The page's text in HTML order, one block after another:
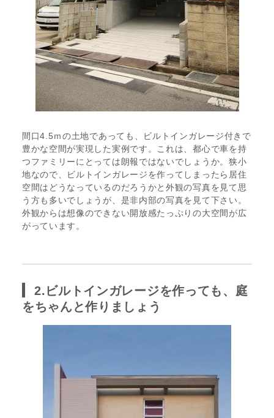
間口4.5ｍの土地であっても、ビルトインガレージ付きで
豊かな空間が実現した実例です。これは、都心で車を持
つファミリーにとっては朗報ではないでしょうか。狭小
地なので、ビルトインガレージを作ってしまったら居住
空間はどうなっているのだろうかと外観の写真を見て思
う方も多いでしょうが、是非内部の写真を見て下さい。
外観からは想像のできない開放感たっぷりの大空間が広
がっています。
2.ビルトインガレージを作っても、庭
をちゃんと作りましょう